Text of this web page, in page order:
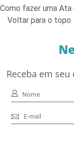
Como fazer uma Ata
Voltar para o topo
Receba em